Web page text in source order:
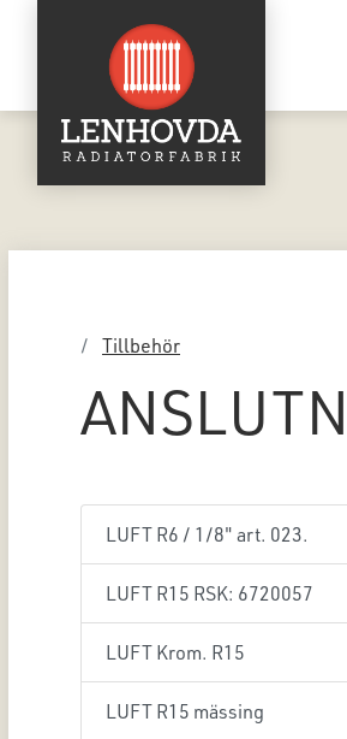
Tillbehör
LUFT R6 / 1/8" art. 023.
LUFT R15 RSK: 6720057
LUFT Krom. R15
LUFT R15 mässing